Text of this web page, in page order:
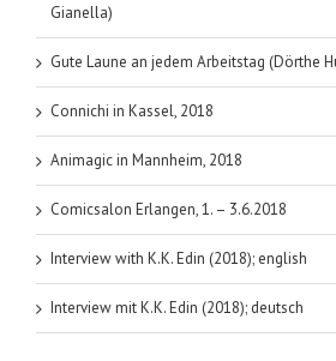
Gianella)
Gute Laune an jedem Arbeitstag (Dörthe
Connichi in Kassel, 2018
Animagic in Mannheim, 2018
Comicsalon Erlangen, 1. – 3.6.2018
Interview with K.K. Edin (2018); english
Interview mit K.K. Edin (2018); deutsch